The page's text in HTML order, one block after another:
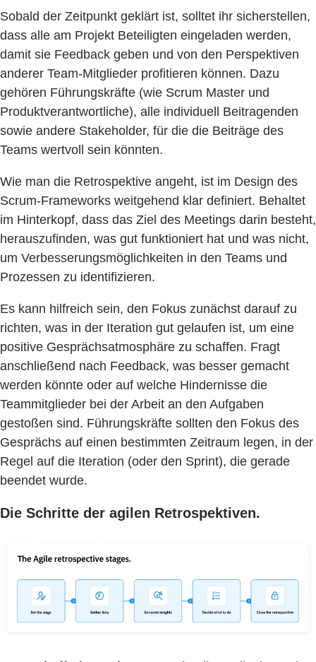
Sobald der Zeitpunkt geklärt ist, solltet ihr sicherstellen,
dass alle am Projekt Beteiligten eingeladen werden,
damit sie Feedback geben und von den Perspektiven
anderer Team-Mitglieder profitieren können. Dazu
gehören Führungskräfte (wie Scrum Master und
Produktverantwortliche), alle individuell Beitragenden
sowie andere Stakeholder, für die die Beiträge des
Teams wertvoll sein könnten.
Wie man die Retrospektive angeht, ist im Design des
Scrum-Frameworks weitgehend klar definiert. Behaltet
im Hinterkopf, dass das Ziel des Meetings darin besteht,
herauszufinden, was gut funktioniert hat und was nicht,
um Verbesserungsmöglichkeiten in den Teams und
Prozessen zu identifizieren.
Es kann hilfreich sein, den Fokus zunächst darauf zu
richten, was in der Iteration gut gelaufen ist, um eine
positive Gesprächsatmosphäre zu schaffen. Fragt
anschließend nach Feedback, was besser gemacht
werden könnte oder auf welche Hindernisse die
Teammitglieder bei der Arbeit an den Aufgaben
gestoßen sind. Führungskräfte sollten den Fokus des
Gesprächs auf einen bestimmten Zeitraum legen, in der
Regel auf die Iteration (oder den Sprint), die gerade
beendet wurde.
Die Schritte der agilen Retrospektiven.